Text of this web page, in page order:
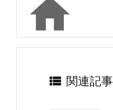

 関連記事